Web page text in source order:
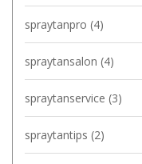
spraytanpro (4)
spraytansalon (4)
spraytanservice (3)
spraytantips (2)